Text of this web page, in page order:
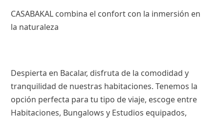
CASABAKAL combina el confort con la inmersión en
la naturaleza
Despierta en Bacalar, disfruta de la comodidad y
tranquilidad de nuestras habitaciones. Tenemos la
opción perfecta para tu tipo de viaje, escoge entre
Habitaciones, Bungalows y Estudios equipados,